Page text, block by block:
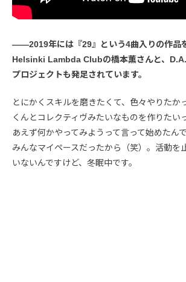
――2019年には『29』という4曲入りの作品
Helsinki Lambda Clubの橋本薫さんと、
プロジェクトも発足されています。
とにかくスキルを磨きたくて、色々やりたか
くんとコレクティヴみたいなものを作りたい
あえず何かやってみようって言って始めた
みんなマイペースだったから（笑）。活動を
いないんですけど、冬眠中です。